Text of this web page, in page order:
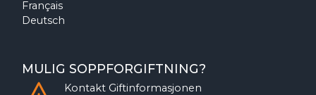
Français
Deutsch
MULIG SOPPFORGIFTNING?
Kontakt Giftinformasjonen